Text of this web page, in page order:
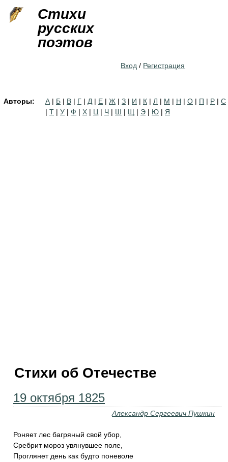
Стихи
русских
поэтов
Вход / Регистрация
Авторы: А | Б | В | Г | Д | Е | Ж | З | И | К | Л | М | Н | О | П | Р | С
| Т | У | Ф | Х | Ц | Ч | Ш | Щ | Э | Ю | Я
Стихи об Отечестве
19 октября 1825
Александр Сергеевич Пушкин
Роняет лес багряный свой убор,
Сребрит мороз увянувшее поле,
Проглянет день как будто поневоле